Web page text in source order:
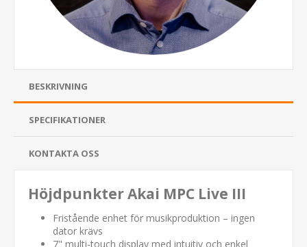
BESKRIVNING
SPECIFIKATIONER
KONTAKTA OSS
Höjdpunkter Akai MPC Live III
Fristående enhet för musikproduktion – ingen
dator krävs
7" multi-touch display med intuitiv och enkel